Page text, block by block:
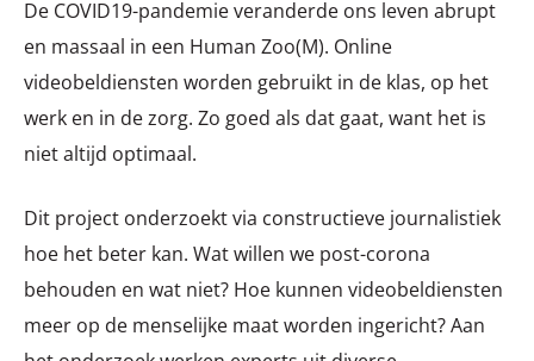
De COVID19-pandemie veranderde ons leven abrupt
en massaal in een Human Zoo(M). Online
videobeldiensten worden gebruikt in de klas, op het
werk en in de zorg. Zo goed als dat gaat, want het is
niet altijd optimaal.
Dit project onderzoekt via constructieve journalistiek
hoe het beter kan. Wat willen we post-corona
behouden en wat niet? Hoe kunnen videobeldiensten
meer op de menselijke maat worden ingericht? Aan